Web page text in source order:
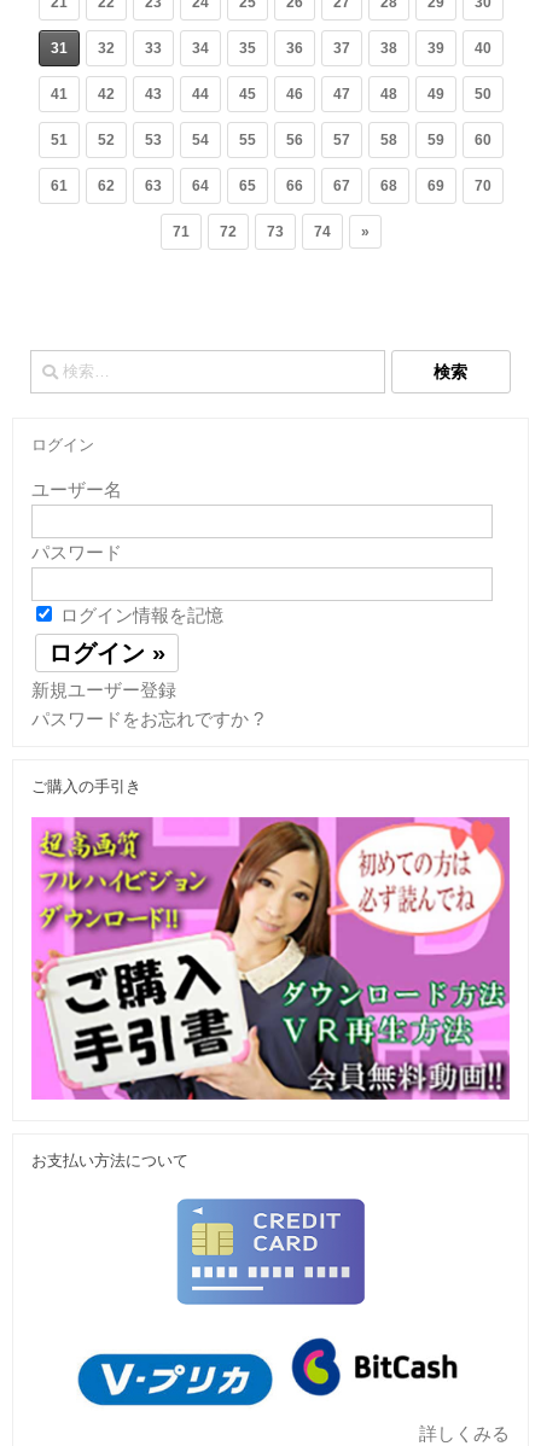
31 32 33 34 35 36 37 38 39 40
41 42 43 44 45 46 47 48 49 50
51 52 53 54 55 56 57 58 59 60
61 62 63 64 65 66 67 68 69 70
71 72 73 74 »
検
索:
ログイン
ユーザー名
パスワード
ログイン情報を記憶
新規ユーザー登録
パスワードをお忘れですか ?
ご購入の手引き
お支払い方法について
詳しくみる